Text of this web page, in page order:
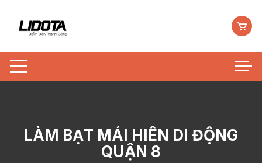
LÀM BẠT MÁI HIÊN DI ĐỘNG
QUẬN 8